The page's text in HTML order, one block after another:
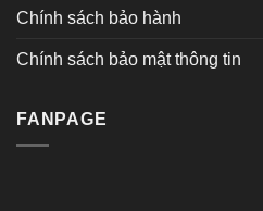
Chính sách bảo hành
Chính sách bảo mật thông tin
FANPAGE